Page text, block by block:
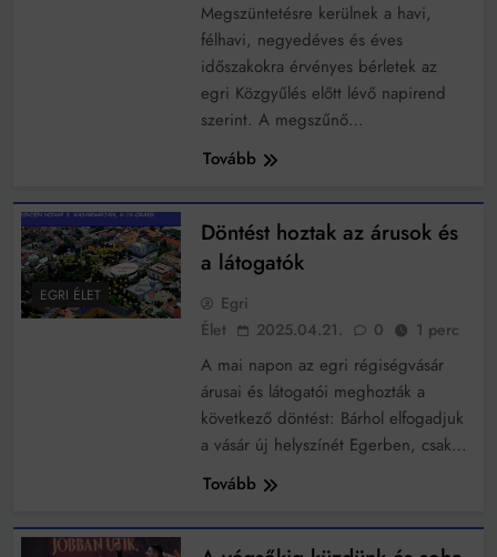
Megszüntetésre kerülnek a havi,
félhavi, negyedéves és éves
időszakokra érvényes bérletek az
egri Közgyűlés előtt lévő napirend
szerint. A megszűnő…
Tovább
EGRI ÉLET
Döntést hoztak az árusok és
a látogatók
Egri
Élet
2025.04.21. 0 1 perc
A mai napon az egri régiségvásár
árusai és látogatói meghozták a
következő döntést: Bárhol elfogadjuk
a vásár új helyszínét Egerben, csak…
Tovább